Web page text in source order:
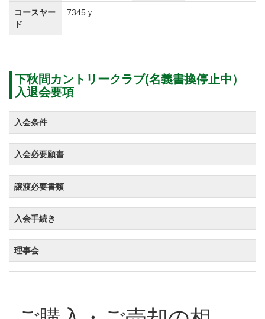
コースヤー
ド
7345ｙ
下秋間カントリークラブ(名義書換停止中）
入退会要項
入会条件
入会必要願書
譲渡必要書類
入会手続き
理事会